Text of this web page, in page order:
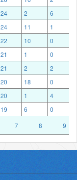
24 2
6
24 11
1
22 10
0
21 1
0
21 2
2
20 18
0
20 1
4
19 6
0
7 8 9